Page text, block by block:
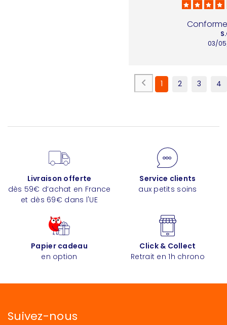
03/
1 2 3 4
Livraison offerte
dès 59€ d’achat en France
et dès 69€ dans l'UE
Service clients
aux petits soins
Papier cadeau
en option
Click & Collect
Retrait en 1h chrono
Suivez-nous